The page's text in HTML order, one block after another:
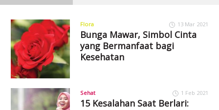
Flora 13 Mar 2021
Bunga Mawar, Simbol Cinta
yang Bermanfaat bagi
Kesehatan
Sehat 1 Feb 2021
15 Kesalahan Saat Berlari: